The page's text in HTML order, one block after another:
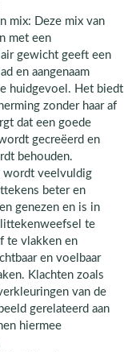
mix: Deze mix van
met een
gewicht geeft een
en aangenaam
huidgevoel. Het biedt
zonder haar af
dat een goede
gecreëerd en
behouden.
wordt veelvuldig
beter en
genezen en is in
te
te vlakken en
en voelbaar
Klachten zoals
van de
gerelateerd aan
hiermee